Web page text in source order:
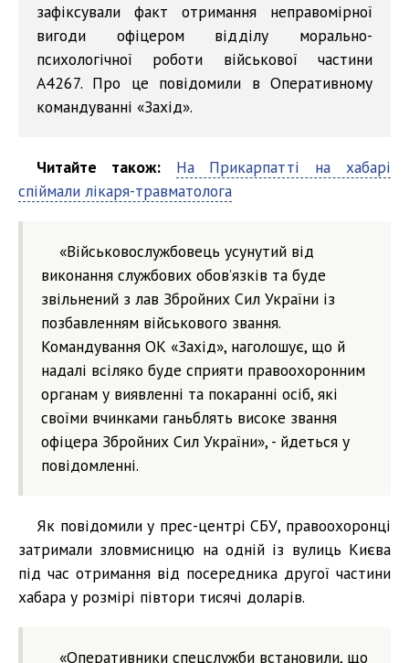
зафіксували факт отримання неправомірної
вигоди офіцером відділу морально-
психологічної роботи військової частини
А4267. Про це повідомили в Оперативному
командуванні «Захід».
Читайте також:
На Прикарпатті на хабарі
спіймали лікаря-травматолога
«Військовослужбовець усунутий від
виконання службових обов’язків та буде
звільнений з лав Збройних Сил України із
позбавленням військового звання.
Командування ОК «Захід», наголошує, що й
надалі всіляко буде сприяти правоохоронним
органам у виявленні та покаранні осіб, які
своїми вчинками ганьблять високе звання
офіцера Збройних Сил України», - йдеться у
повідомленні.
Як повідомили у прес-центрі СБУ, правоохоронці
затримали зловмисницю на одній із вулиць Києва
під час отримання від посередника другої частини
хабара у розмірі півтори тисячі доларів.
«Оперативники спецслужби встановили, що